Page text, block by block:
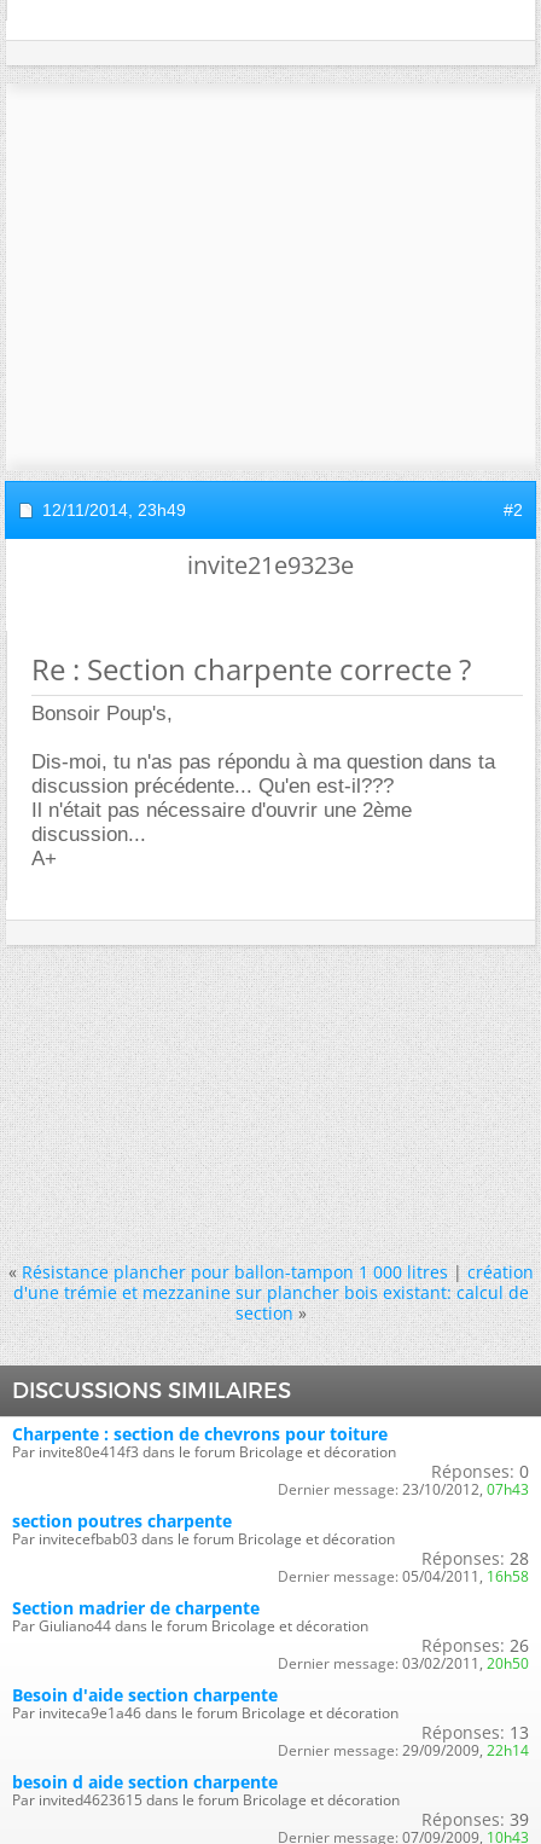
12/11/2014, 23h49 #2
invite21e9323e
Re : Section charpente correcte ?
Bonsoir Poup's,
Dis-moi, tu n'as pas répondu à ma question dans ta
discussion précédente... Qu'en est-il???
Il n'était pas nécessaire d'ouvrir une 2ème
discussion...
A+
« Résistance plancher pour ballon-tampon 1 000 litres|création
d'une trémie et mezzanine sur plancher bois existant: calcul de
section »
DISCUSSIONS SIMILAIRES
Charpente : section de chevrons pour toiture
Par invite80e414f3 dans le forum Bricolage et décoration
Réponses: 0
Dernier message: 23/10/2012, 07h43
section poutres charpente
Par invitecefbab03 dans le forum Bricolage et décoration
Réponses: 28
Dernier message: 05/04/2011, 16h58
Section madrier de charpente
Par Giuliano44 dans le forum Bricolage et décoration
Réponses: 26
Dernier message: 03/02/2011, 20h50
Besoin d'aide section charpente
Par inviteca9e1a46 dans le forum Bricolage et décoration
Réponses: 13
Dernier message: 29/09/2009, 22h14
besoin d aide section charpente
Par invited4623615 dans le forum Bricolage et décoration
Réponses: 39
Dernier message: 07/09/2009, 10h43